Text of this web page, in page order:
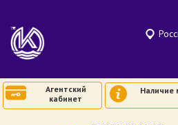
Агентский
кабинет
Наличие